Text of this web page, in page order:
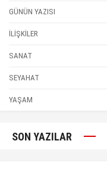
GÜNÜN YAZISI
İLİŞKİLER
SANAT
SEYAHAT
YAŞAM
SON YAZILAR